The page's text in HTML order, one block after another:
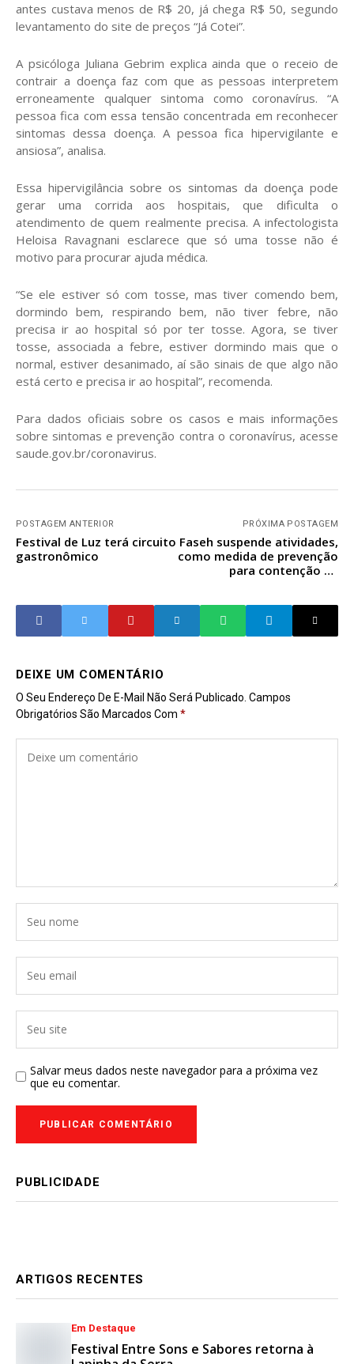
antes custava menos de R$ 20, já chega R$ 50, segundo
levantamento do site de preços “Já Cotei”.
A psicóloga Juliana Gebrim explica ainda que o receio de
contrair a doença faz com que as pessoas interpretem
erroneamente qualquer sintoma como coronavírus. “A
pessoa fica com essa tensão concentrada em reconhecer
sintomas dessa doença. A pessoa fica hipervigilante e
ansiosa”, analisa.
Essa hipervigilância sobre os sintomas da doença pode
gerar uma corrida aos hospitais, que dificulta o
atendimento de quem realmente precisa. A infectologista
Heloisa Ravagnani esclarece que só uma tosse não é
motivo para procurar ajuda médica.
“Se ele estiver só com tosse, mas tiver comendo bem,
dormindo bem, respirando bem, não tiver febre, não
precisa ir ao hospital só por ter tosse. Agora, se tiver
tosse, associada a febre, estiver dormindo mais que o
normal, estiver desanimado, aí são sinais de que algo não
está certo e precisa ir ao hospital”, recomenda.
Para dados oficiais sobre os casos e mais informações
sobre sintomas e prevenção contra o coronavírus, acesse
saude.gov.br/coronavirus.
POSTAGEM ANTERIOR
Festival de Luz terá circuito
gastronômico
PRÓXIMA POSTAGEM
Faseh suspende atividades,
como medida de prevenção
para contenção da
DEIXE UM COMENTÁRIO
O Seu Endereço De E-Mail Não Será Publicado. Campos
Obrigatórios São Marcados Com *
Salvar meus dados neste navegador para a próxima vez
que eu comentar.
PUBLICIDADE
ARTIGOS RECENTES
Em Destaque
Festival Entre Sons e Sabores retorna à